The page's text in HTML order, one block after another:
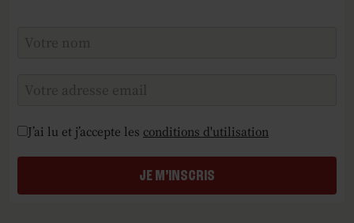
Checkboxes*
J’ai lu et j’accepte les conditions d'utilisation
JE M’INSCRIS